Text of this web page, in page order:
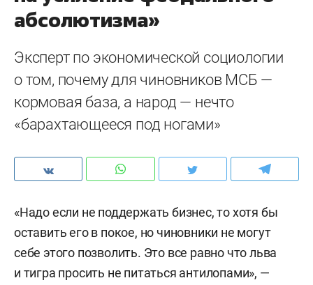
абсолютизма»
Эксперт по экономической социологии
о том, почему для чиновников МСБ —
кормовая база, а народ — нечто
«барахтающееся под ногами»
«Надо если не поддержать бизнес, то хотя бы
оставить его в покое, но чиновники не могут
себе этого позволить. Это все равно что льва
и тигра просить не питаться антилопами», —